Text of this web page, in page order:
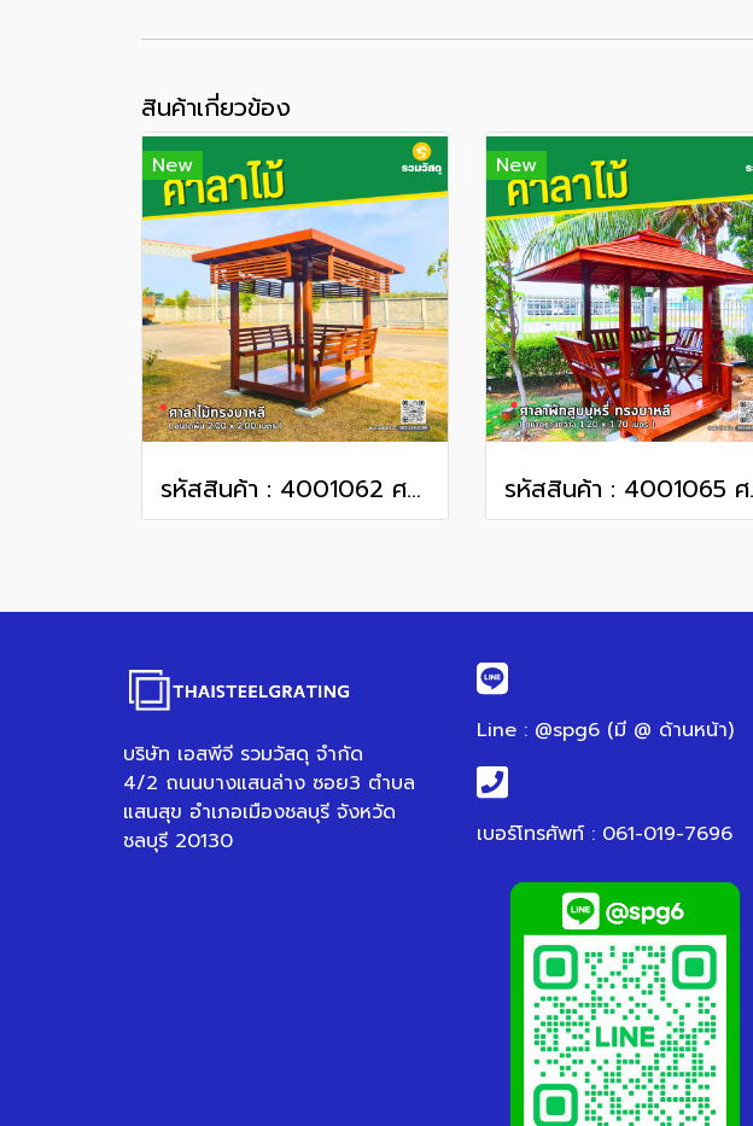
สินค้าเกี่ยวข้อง
New
รหัสสินค้า : 4001062 ศาลาทรงโมเดิร์น ขนาดพื้น 2.0 x 2.0 เมตร
New
รหัสสินค้า :
บริษัท เอสพีจี รวมวัสดุ จำกัด
4/2 ถนนบางแสนล่าง ซอย3 ตำบล
แสนสุข อำเภอเมืองชลบุรี จังหวัด
ชลบุรี 20130
Line : @spg6 (มี @ ด้านหน้า)
เบอร์โทรศัพท์ : 061-019-7696